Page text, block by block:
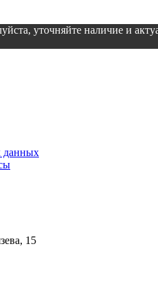
уточняйте наличие и
данных
15